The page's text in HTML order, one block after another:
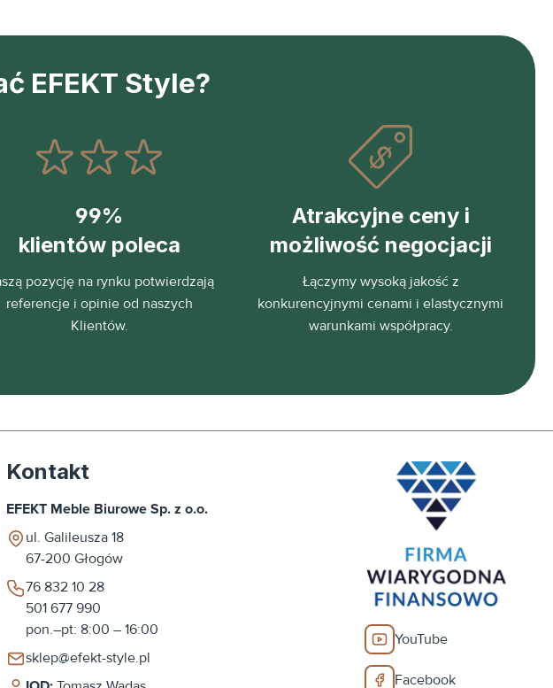
EFEKT Style?
99%
klientów poleca
pozycję na rynku potwierdzają
referencje i opinie od naszych
Klientów.
Atrakcyjne ceny i
możliwość negocjacji
Łączymy wysoką jakość z
konkurencyjnymi cenami i elastycznymi
warunkami współpracy.
Kontakt
EFEKT Meble Biurowe Sp. z o.o.
ul. Galileusza 18
67-200 Głogów
76 832 10 28
501 677 990
pon.–pt: 8:00 – 16:00
sklep@efekt-style.pl
YouTube
Facebook